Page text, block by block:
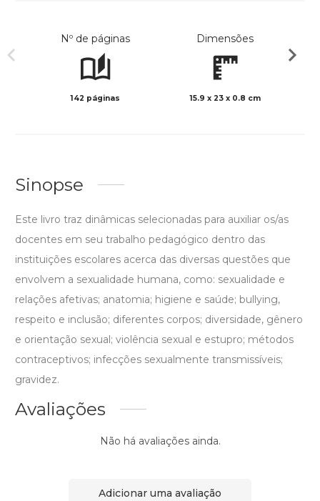
Nº de páginas
142 páginas
Dimensões
15.9 x 23 x 0.8 cm
Sinopse
Este livro traz dinâmicas selecionadas para auxiliar os/as
docentes em seu trabalho pedagógico dentro das
instituições escolares acerca das diversas questões que
envolvem a sexualidade humana, como: sexualidade e
relações afetivas; anatomia; higiene e saúde; bullying,
respeito e inclusão; diferentes corpos; diversidade, gênero
e orientação sexual; violência sexual e estupro; métodos
contraceptivos; infecções sexualmente transmissíveis;
gravidez.
Avaliações
Não há avaliações ainda.
Adicionar uma avaliação